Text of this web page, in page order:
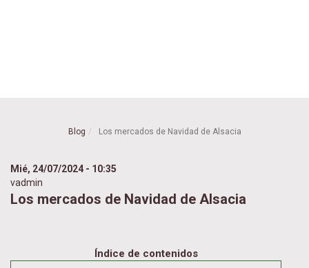
Blog Los mercados de Navidad de Alsacia
Mié, 24/07/2024 - 10:35
vadmin
Los mercados de Navidad de Alsacia
Índice de contenidos